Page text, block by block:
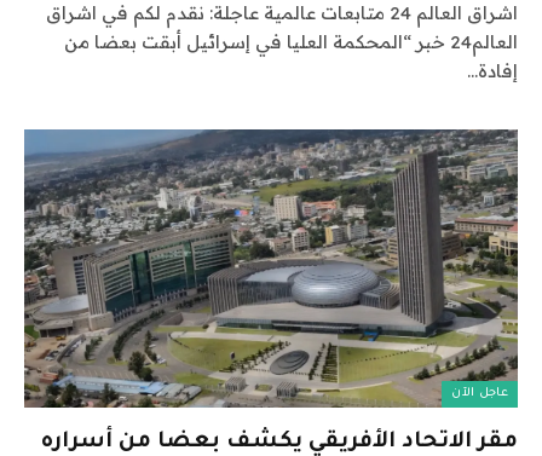
اشراق العالم 24 متابعات عالمية عاجلة: نقدم لكم في اشراق
العالم24 خبر “المحكمة العليا في إسرائيل أبقت بعضا من
إفادة…
عاجل الآن
مقر الاتحاد الأفريقي يكشف بعضا من أسراره